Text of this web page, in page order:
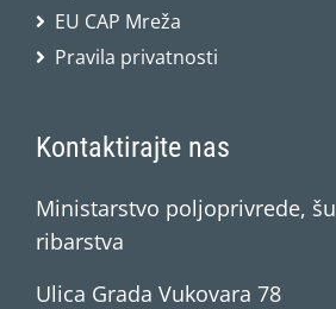
EU CAP Mreža
Pravila privatnosti
Kontaktirajte nas
Ministarstvo poljoprivrede,
ribarstva
Ulica Grada Vukovara 78